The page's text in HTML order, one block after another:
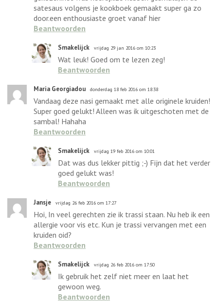
satesaus volgens je kookboek gemaakt super ga zo
door.een enthousiaste groet vanaf hier
Beantwoorden
Smakelijck vrijdag 29 jan 2016 om 10:23
Wat leuk! Goed om te lezen zeg!
Beantwoorden
Maria Georgiadou donderdag 18 feb 2016 om 18:38
Vandaag deze nasi gemaakt met alle originele kruiden!
Super goed gelukt! Alleen was ik uitgeschoten met de
sambal! Hahaha
Beantwoorden
Smakelijck vrijdag 19 feb 2016 om 10:01
Dat was dus lekker pittig ;-) Fijn dat het verder
goed gelukt was!
Beantwoorden
Jansje vrijdag 26 feb 2016 om 17:27
Hoi, In veel gerechten zie ik trassi staan. Nu heb ik een
allergie voor vis etc. Kun je trassi vervangen met een
kruiden oid?
Beantwoorden
Smakelijck vrijdag 26 feb 2016 om 17:50
Ik gebruik het zelf niet meer en laat het
gewoon weg.
Beantwoorden